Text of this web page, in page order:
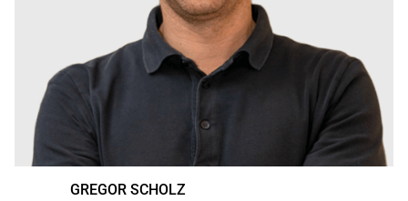
GREGOR SCHOLZ